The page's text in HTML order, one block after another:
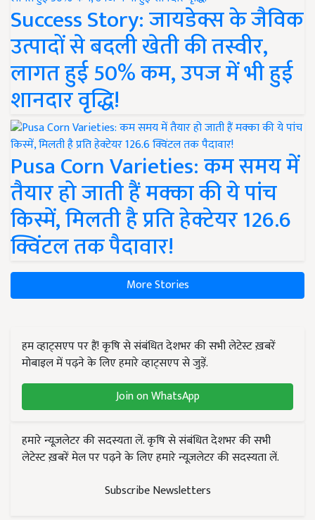
Success Story: जायडेक्स के जैविक
उत्पादों से बदली खेती की तस्वीर,
लागत हुई 50% कम, उपज में भी हुई
शानदार वृद्धि!
Pusa Corn Varieties: कम समय में
तैयार हो जाती हैं मक्का की ये पांच
किस्में, मिलती है प्रति हेक्टेयर 126.6
क्विंटल तक पैदावार!
More Stories
हम व्हाट्सएप पर हैं! कृषि से संबंधित देशभर की सभी लेटेस्ट ख़बरें
मोबाइल में पढ़ने के लिए हमारे व्हाट्सएप से जुड़ें.
Join on WhatsApp
हमारे न्यूज़लेटर की सदस्यता लें. कृषि से संबंधित देशभर की सभी
लेटेस्ट ख़बरें मेल पर पढ़ने के लिए हमारे न्यूज़लेटर की सदस्यता लें.
Subscribe Newsletters